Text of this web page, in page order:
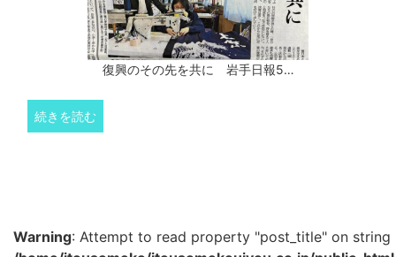
復興のその先を共に 岩手日報5…
続きを読む
Warning: Attempt to read property "post_title" on string